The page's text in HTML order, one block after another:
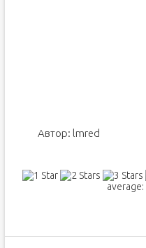
Автор: lmred
average: